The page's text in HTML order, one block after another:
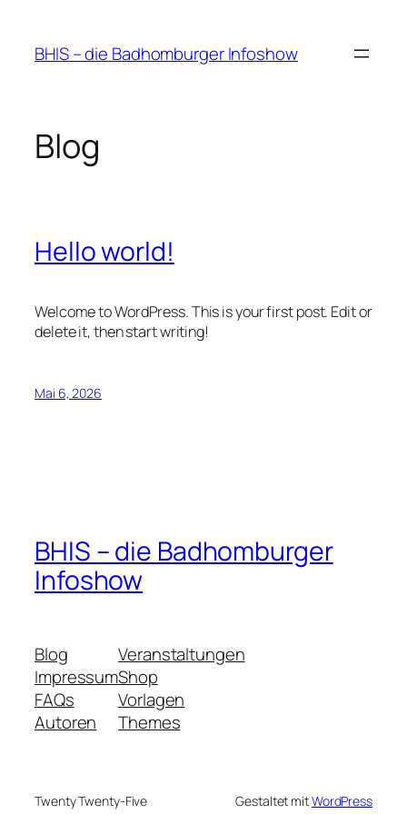
springen
BHIS – die Badhomburger Infoshow
Blog
Hello world!
Welcome to WordPress. This is your first post. Edit or
delete it, then start writing!
Mai 6, 2026
BHIS – die Badhomburger
Infoshow
Blog
Impressum
FAQs
Autoren
Veranstaltungen
Shop
Vorlagen
Themes
Twenty Twenty-Five Gestaltet mitWordPress